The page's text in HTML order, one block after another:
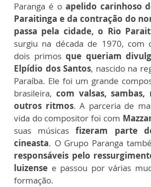
Paranga é o apelido carinhoso
Paraitinga e da contração do
passa pela cidade, o Rio
surgiu na década de 1970, com
dois primosque queriam
Elpídio dos Santos, nascido na
Paraíba. Ele foi um grande
brasileira, com valsas, sambas,
outros ritmos. A parceria de
vida do compositor foi com
suas músicasfizeram parte
cineasta. O Grupo Paranga
responsáveis pelo
luizense e passou por várias
formação.